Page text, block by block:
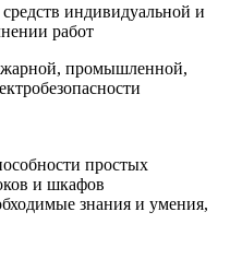
индивидуальной и
работ
промышленной,
простых
и шкафов
знания и умения,